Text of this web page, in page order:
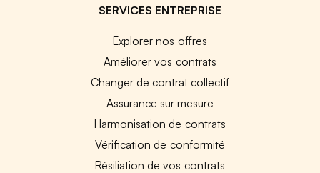
SERVICES ENTREPRISE
Explorer nos offres
Améliorer vos contrats
Changer de contrat collectif
Assurance sur mesure
Harmonisation de contrats
Vérification de conformité
Résiliation de vos contrats